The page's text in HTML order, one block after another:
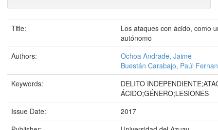
Title:
Los ataques con ácido, como
autónomo
Authors:
Ochoa Andrade, Jaime
Buestán Carabajo, Paúl
Keywords:
DELITO
ÁCIDO;GÉNERO;LESIONES
Issue Date:
2017